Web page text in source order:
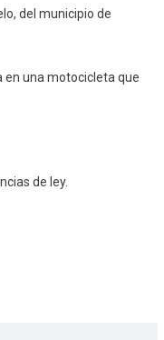
del municipio de
en una motocicleta que
de ley.